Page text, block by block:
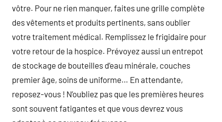
vôtre. Pour ne rien manquer, faites une grille complète
des vêtements et produits pertinents, sans oublier
votre traitement médical. Remplissez le frigidaire pour
votre retour de la hospice. Prévoyez aussi un entrepot
de stockage de bouteilles d’eau minérale, couches
premier âge, soins de uniforme… En attendante,
reposez-vous ! N’oubliez pas que les premières heures
sont souvent fatigantes et que vous devrez vous